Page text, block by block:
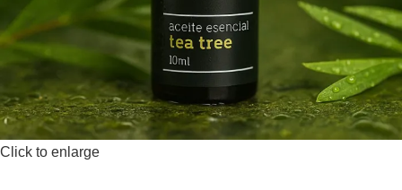
Click to enlarge